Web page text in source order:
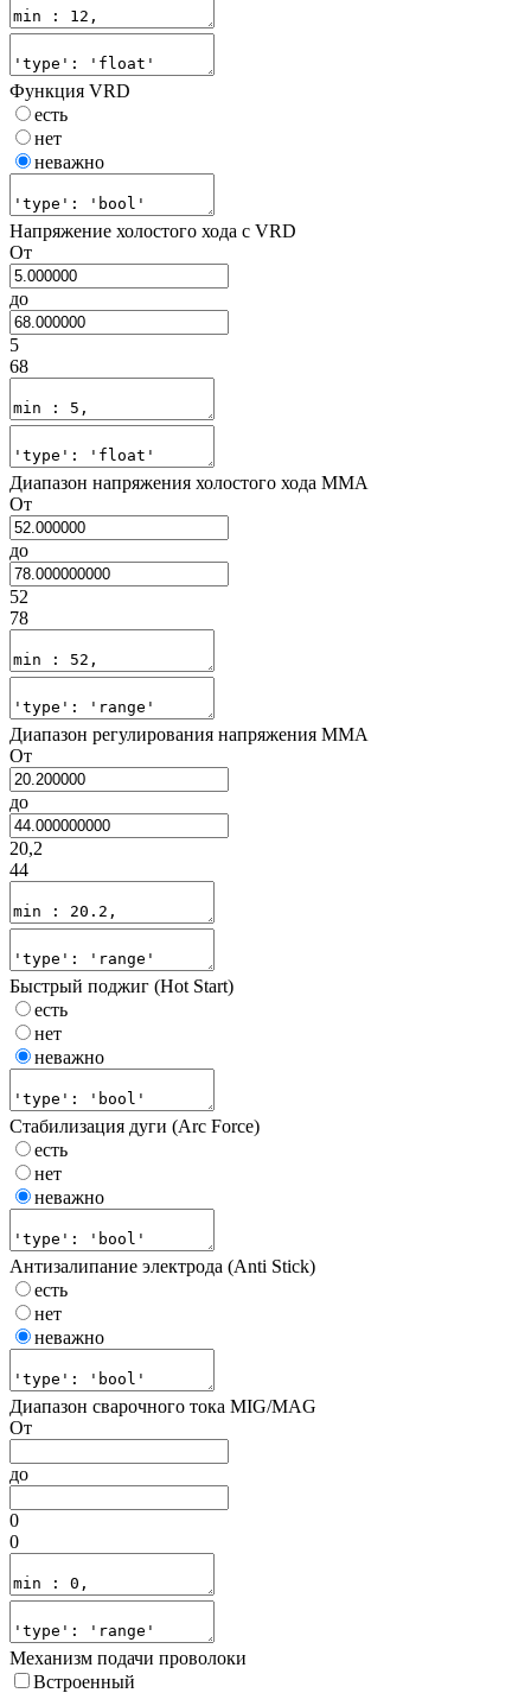
Функция VRD
есть
нет
неважно
Напряжение холостого хода с VRD
От
до
5
68
Диапазон напряжения холостого хода MMA
От
до
52
78
Диапазон регулирования напряжения MMA
От
до
20,2
44
Быстрый поджиг (Hot Start)
есть
нет
неважно
Стабилизация дуги (Arc Force)
есть
нет
неважно
Антизалипание электрода (Anti Stick)
есть
нет
неважно
Диапазон сварочного тока MIG/MAG
От
до
0
0
Механизм подачи проволоки
Встроенный